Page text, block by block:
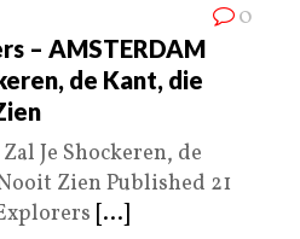
0
– AMSTERDAM
de Kant, die
Je Shockeren, de
Zien Published 21
[...]